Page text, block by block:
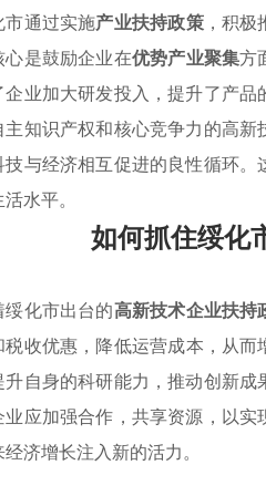
市通过实施产业扶持政策，积极
心是鼓励企业在优势产业聚集方
企业加大研发投入，提升了产
主知识产权和核心竞争力的高
技与经济相互促进的良性循环
水平。
如何抓住绥化
绥化市出台的高新技术企业扶持
税收优惠，降低运营成本，从
升自身的科研能力，推动创新
业应加强合作，共享资源，以
济增长注入新的活力。